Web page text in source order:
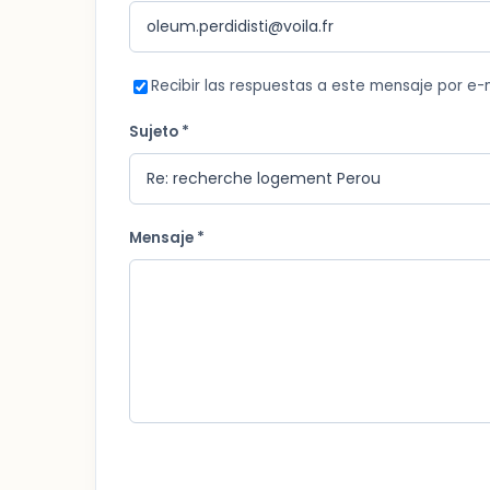
Recibir las respuestas a este mensaje por e-
Sujeto *
Mensaje *